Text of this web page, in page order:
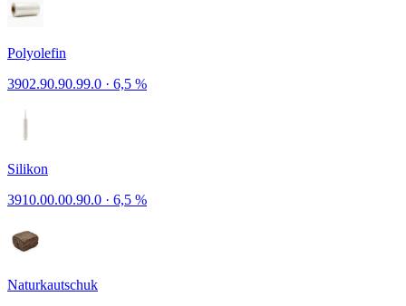
Polyolefin
3902.90.90.99.0 · 6,5 %
Silikon
3910.00.00.90.0 · 6,5 %
Naturkautschuk